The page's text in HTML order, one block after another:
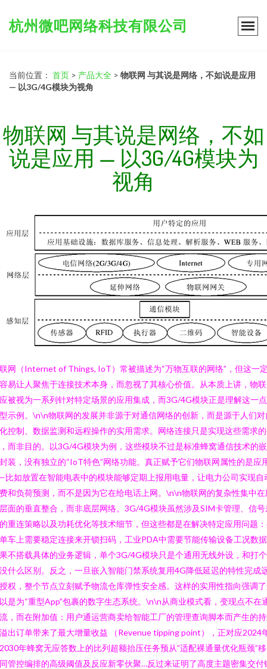
杭州微吧网络科技有限公司
当前位置： 首页 > 产品大全 > 物联网 与其说是网络，不如说是应用
— 以3G/4G模块为视角
物联网 与其说是网络，不如
说是应用 — 以3G/4G模块为
视角
网（Internet of Things, IoT）常被描述为“万物互联的网络”，但这一
易让人聚焦于连接技术本身，而忽视了其核心价值。从本质上讲，物
被视为一系列针对特定场景的应用集成，而3G/4G模块正是理解这一
示例。\n\n物联网的发展并非源于对通信网络的创新，而是源于人们对
控制、数据监测和远程操作的实用需求。网络连接只是实现这些需求
而非目的。以3G/4G模块为例，这些模块不过是标准蜂窝通信技术的
装，没有独立的“IoT特色”网络功能。真正赋予它们物联网属性的是应
如放置在智能电表中的模块能够定期上报用电量，让电力公司实现自
和负荷预测，而不是因为它在给电话上网。\n\n物联网的复杂性集中在
面的垂直整合，而非底层网络。3G/4G模块虽然涉及SIM卡管理、信号
重连策略以及功耗优化等技术细节，但这些都是在解决特定应用问题
车上需要稳定连接来开锁扫码，工业PDA中需要节能传输设备工况数
不搭载具体的业务逻辑，单个3G/4G模块只是个通用无线外设，和打
什么区别。反之，一旦嵌入智能门禁系统复用4G降低延迟的特性完成
权，整个节点立刻赋予物流仓库弹性安全感。这样的实用性指向强调
是为“重型App”包裹的数字生态系统。\n\n从商业模式看，变现点不在
，而在附加值：用户通运营商卖给智能工厂的管理查询脚本而产生的
出订单带来了最大增量收益 （Revenue tipping point），正对应2024
年蜂窝无应答数上的比列超额抬压任务预从”适配裸通量优化瓶颈”
管控编排的高级阈值及反应新零伙聚…反过来证明了高度主题密集交付